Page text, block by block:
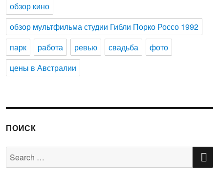
обзор кино
обзор мультфильма студии Гибли Порко Россо 1992
парк
работа ревью свадьба
фото
цены в Австралии
ПОИСК
Search
for: